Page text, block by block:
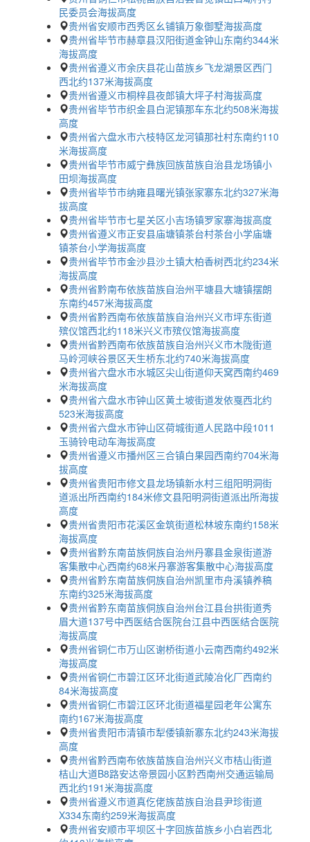
民委员会海拔高度
贵州省安顺市西秀区幺铺镇万象御墅海拔高度
贵州省毕节市赫章县汉阳街道金钟山东南约344米
海拔高度
贵州省遵义市余庆县花山苗族乡飞龙湖景区西门
西北约137米海拔高度
贵州省遵义市桐梓县夜郎镇大坪子村海拔高度
贵州省毕节市织金县白泥镇那车东北约508米海拔
高度
贵州省六盘水市六枝特区龙河镇那社村东南约110
米海拔高度
贵州省毕节市威宁彝族回族苗族自治县龙场镇小
田坝海拔高度
贵州省毕节市纳雍县曙光镇张家寨东北约327米海
拔高度
贵州省毕节市七星关区小吉场镇罗家寨海拔高度
贵州省遵义市正安县庙塘镇茶台村茶台小学庙塘
镇茶台小学海拔高度
贵州省毕节市金沙县沙土镇大柏香树西北约234米
海拔高度
贵州省黔南布依族苗族自治州平塘县大塘镇摆朗
东南约457米海拔高度
贵州省黔西南布依族苗族自治州兴义市坪东街道
殡仪馆西北约118米兴义市殡仪馆海拔高度
贵州省黔西南布依族苗族自治州兴义市木陇街道
马岭河峡谷景区天生桥东北约740米海拔高度
贵州省六盘水市水城区尖山街道仰天窝西南约469
米海拔高度
贵州省六盘水市钟山区黄土坡街道发依戛西北约
523米海拔高度
贵州省六盘水市钟山区荷城街道人民路中段1011
玉骑铃电动车海拔高度
贵州省遵义市播州区三合镇白果园西南约704米海
拔高度
贵州省贵阳市修文县龙场镇新水村三组阳明洞街
道派出所西南约184米修文县阳明洞街道派出所海拔
高度
贵州省贵阳市花溪区金筑街道松林坡东南约158米
海拔高度
贵州省黔东南苗族侗族自治州丹寨县金泉街道游
客集散中心西南约68米丹寨游客集散中心海拔高度
贵州省黔东南苗族侗族自治州凯里市舟溪镇养稿
东南约325米海拔高度
贵州省黔东南苗族侗族自治州台江县台拱街道秀
眉大道137号中西医结合医院台江县中西医结合医院
海拔高度
贵州省铜仁市万山区谢桥街道小云南西南约492米
海拔高度
贵州省铜仁市碧江区环北街道武陵冶化厂西南约
84米海拔高度
贵州省铜仁市碧江区环北街道福星园老年公寓东
南约167米海拔高度
贵州省贵阳市清镇市犁倭镇新寨东北约243米海拔
高度
贵州省黔西南布依族苗族自治州兴义市桔山街道
桔山大道B8路安达帝景园小区黔西南州交通运输局
西北约191米海拔高度
贵州省遵义市道真仡佬族苗族自治县尹珍街道
X334东南约259米海拔高度
贵州省安顺市平坝区十字回族苗族乡小白岩西北